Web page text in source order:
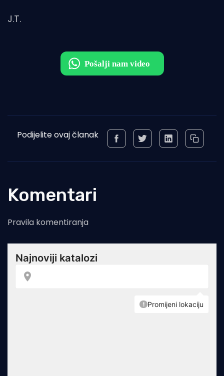
J.T.
Podijelite ovaj članak
Komentari
Pravila komentiranja